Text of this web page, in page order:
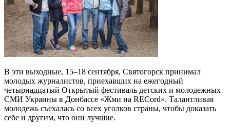
В эти выходные, 15–18 сентября, Святогорск принимал
молодых журналистов, приехавших на ежегодный
четырнадцатый Открытый фестиваль детских и молодежных
СМИ Украины в Донбассе «Жми на RECord». Талантливая
молодежь съехалась со всех уголков страны, чтобы доказать
себе и другим, что они лучшие.